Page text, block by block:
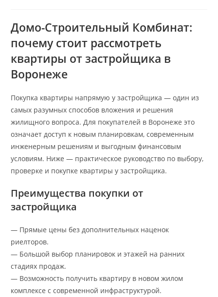
Домо-Строительный Комбинат:
почему стоит рассмотреть
квартиры от застройщика в
Воронеже
Покупка квартиры напрямую у застройщика — один из
самых разумных способов вложения и решения
жилищного вопроса. Для покупателей в Воронеже это
означает доступ к новым планировкам, современным
инженерным решениям и выгодным финансовым
условиям. Ниже — практическое руководство по выбору,
проверке и покупке квартиры у застройщика.
Преимущества покупки от
застройщика
— Прямые цены без дополнительных наценок
риелторов.
— Большой выбор планировок и этажей на ранних
стадиях продаж.
— Возможность получить квартиру в новом жилом
комплексе с современной инфраструктурой.